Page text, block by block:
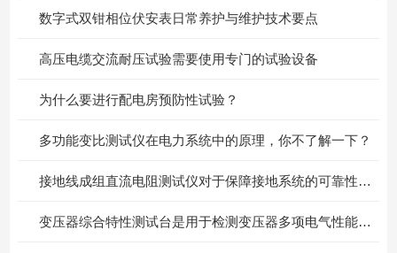
数字式双钳相位伏安表日常养护与维护技术要点
高压电缆交流耐压试验需要使用专门的试验设备
为什么要进行配电房预防性试验？
多功能变比测试仪在电力系统中的原理，你不了解一下？
接地线成组直流电阻测试仪对于保障接地系统的可靠性具有重要意义
变压器综合特性测试台是用于检测变压器多项电气性能的重要设备